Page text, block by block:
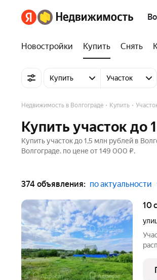
Новостройки Купить Снять
Купить Участок
Недвижимость в Волгограде Купить
Купить участок до
Купить участок до 1,5 млн рублей в
Волгограде. по цене от 149 000 ₽.
374 объявления: по актуальности
10